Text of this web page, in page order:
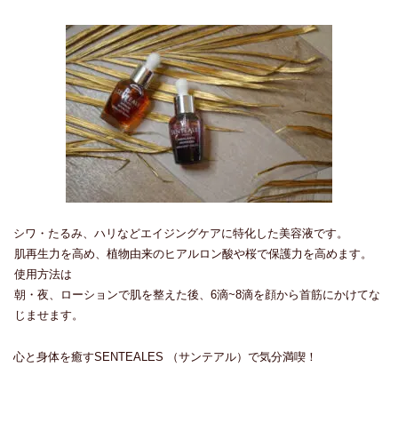
シワ・たるみ、ハリなどエイジングケアに特化した美容液です。
肌再生力を高め、植物由来のヒアルロン酸や桜で保護力を高めます。
使用方法は
朝・夜、ローションで肌を整えた後、6滴~8滴を顔から首筋にかけてな
じませます。
心と身体を癒すSENTEALES （サンテアル）で気分満喫！